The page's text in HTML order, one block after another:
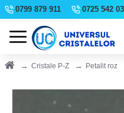
0799 879 911 0725 542
Cristale P-Z Petalit roz